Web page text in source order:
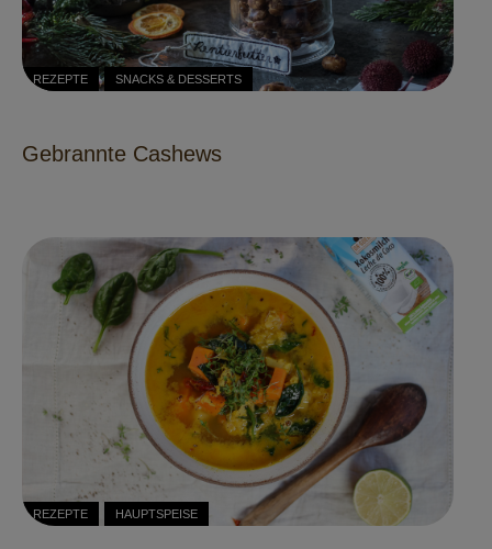
REZEPTE SNACKS & DESSERTS
Gebrannte Cashews
REZEPTE HAUPTSPEISE